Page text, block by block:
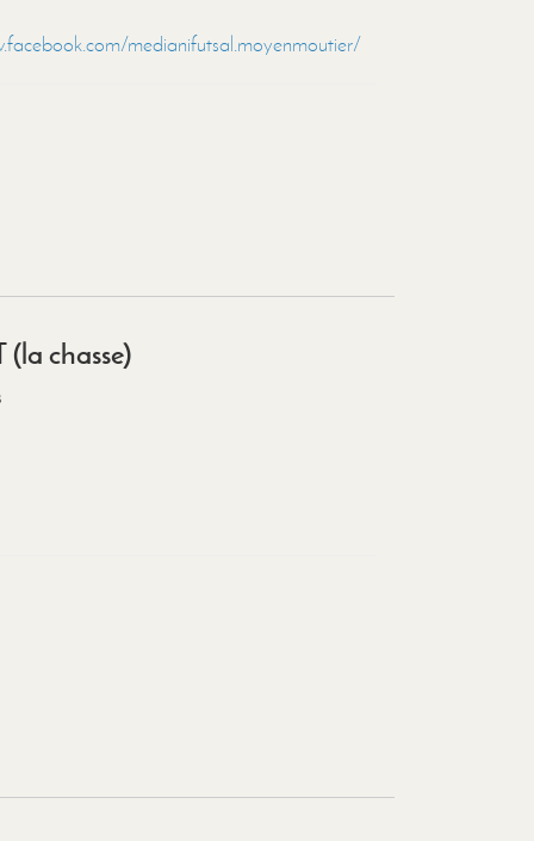
medianifutsal.moyenmoutier/
chasse)